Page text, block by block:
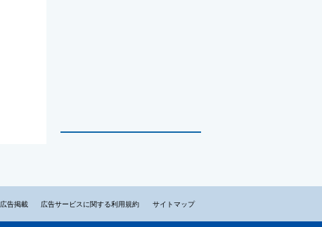
広告掲載 広告サービスに関する利用規約 サイトマップ